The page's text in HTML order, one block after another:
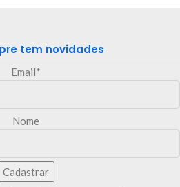
tem novidades
Email*
Nome